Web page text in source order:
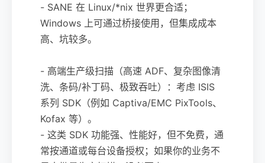
- SANE 在 Linux/*nix 世界更合适；
Windows 上可通过桥接使用，但集成成本
高、坑较多。
- 高端生产级扫描（高速 ADF、复杂图像清
洗、条码/补丁码、极致吞吐）：考虑 ISIS
系列 SDK（例如 Captiva/EMC PixTools、
Kofax 等）。
- 这类 SDK 功能强、性能好，但不免费，通
常按通道或每台设备授权；如果你的业务不